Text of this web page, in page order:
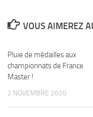
VOUS AIMEREZ
Pluie de médailles aux
championnats de France
Master !
2 NOVEMBRE 2020